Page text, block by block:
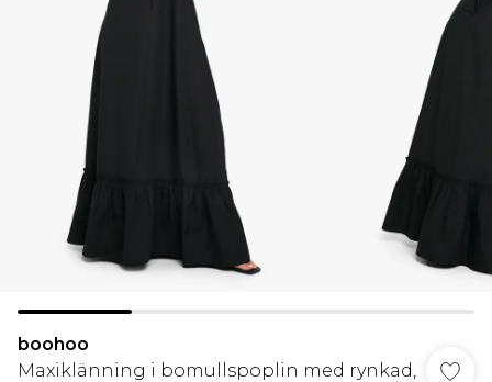
boohoo
Maxiklänning i bomullspoplin med rynkad,